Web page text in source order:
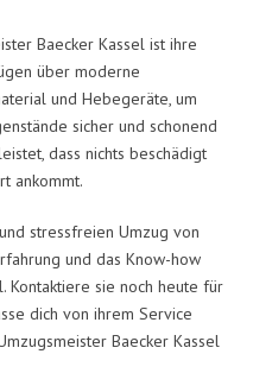
Baecker Kassel ist ihre
über moderne
und Hebegeräte, um
sicher und schonend
dass nichts beschädigt
ankommt.
stressfreien Umzug von
und das Know-how
Kontaktiere sie noch heute für
dich von ihrem Service
Baecker Kassel